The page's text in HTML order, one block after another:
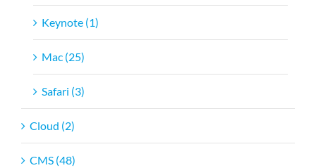
Keynote (1)
Mac (25)
Safari (3)
Cloud (2)
CMS (48)